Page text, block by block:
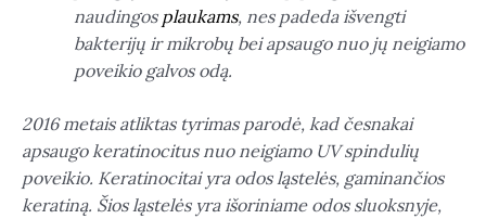
naudingos plaukams, nes padeda išvengti
bakterijų ir mikrobų bei apsaugo nuo jų neigiamo
poveikio galvos odą.
2016 metais atliktas tyrimas parodė, kad česnakai
apsaugo keratinocitus nuo neigiamo UV spindulių
poveikio. Keratinocitai yra odos ląstelės, gaminančios
keratiną. Šios ląstelės yra išoriniame odos sluoksnyje,